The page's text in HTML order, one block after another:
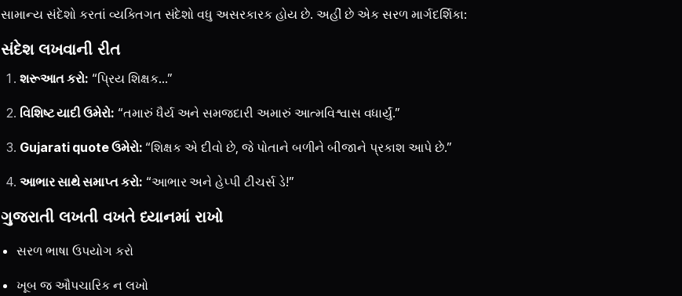
સામાન્ય સંદેશો કરતાં વ્યક્તિગત સંદેશો વધુ અસરકારક હોય છે. અહીં છે એક સરળ માર્ગદર્શિકા:
સંદેશ લખવાની રીત
શરૂઆત કરો: “પ્રિય શિક્ષક…”
વિશિષ્ટ યાદી ઉમેરો: “તમારું ધૈર્ય અને સમજદારી અમારું આત્મવિશ્વાસ વધાર્યું.”
Gujarati quote ઉમેરો: “શિક્ષક એ દીવો છે, જે પોતાને બળીને બીજાને પ્રકાશ આપે છે.”
આભાર સાથે સમાપ્ત કરો: “આભાર અને હેપ્પી ટીચર્સ ડે!”
ગુજરાતી લખતી વખતે ધ્યાનમાં રાખો
સરળ ભાષા ઉપયોગ કરો
ખૂબ જ ઔપચારિક ન લખો